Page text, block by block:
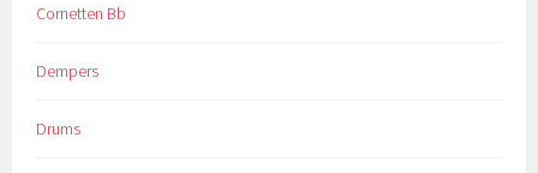
Cornetten Bb
Dempers
Drums